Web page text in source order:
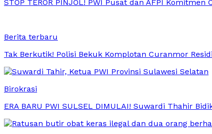
STOP TEROR PINJOL! PWI Pusat dan AFPI
Berita terbaru
Tak Berkutik! Polisi Bekuk Komplotan Curanmor
Birokrasi
ERA BARU PWI SULSEL DIMULAI! Suwardi Thahir